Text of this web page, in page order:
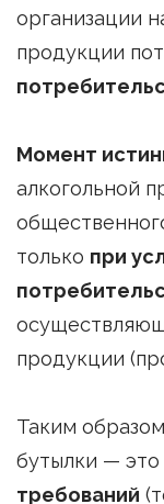
организации
продукции
Момент
алкогольной
только при
продукции
Таким
бутылки — это
требований